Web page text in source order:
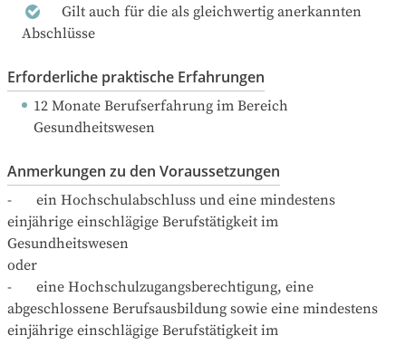
Gilt auch für die als gleichwertig anerkannten
Abschlüsse
Erforderliche praktische Erfahrungen
12 Monate Berufserfahrung im Bereich
Gesundheitswesen
Anmerkungen zu den Voraussetzungen
-	ein Hochschulabschluss und eine mindestens
einjährige einschlägige Berufstätigkeit im
Gesundheitswesen
oder
-	eine Hochschulzugangsberechtigung, eine
abgeschlossene Berufsausbildung sowie eine mindestens
einjährige einschlägige Berufstätigkeit im